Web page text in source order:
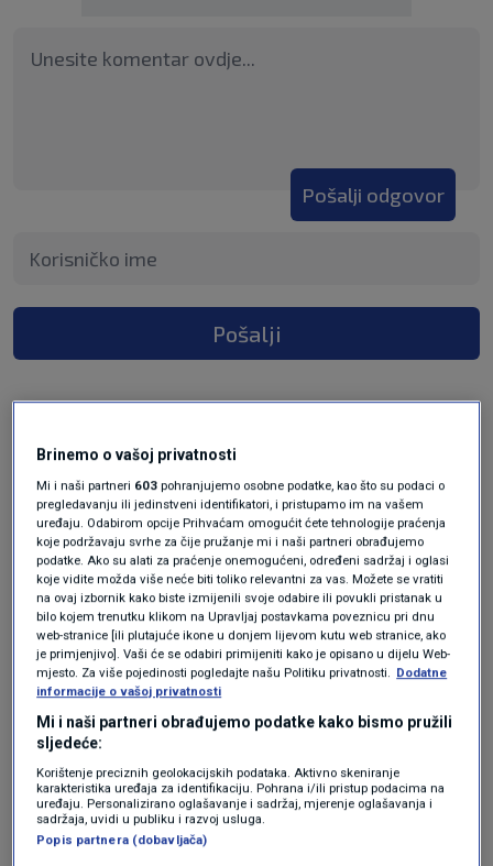
Pošalji odgovor
Pošalji
Oglas
Brinemo o vašoj privatnosti
Mi i naši partneri 603 pohranjujemo osobne podatke, kao što su podaci o
pregledavanju ili jedinstveni identifikatori, i pristupamo im na vašem
uređaju. Odabirom opcije Prihvaćam omogućit ćete tehnologije praćenja
koje podržavaju svrhe za čije pružanje mi i naši partneri obrađujemo
podatke. Ako su alati za praćenje onemogućeni, određeni sadržaj i oglasi
koje vidite možda više neće biti toliko relevantni za vas. Možete se vratiti
na ovaj izbornik kako biste izmijenili svoje odabire ili povukli pristanak u
bilo kojem trenutku klikom na Upravljaj postavkama poveznicu pri dnu
web-stranice [ili plutajuće ikone u donjem lijevom kutu web stranice, ako
je primjenjivo]. Vaši će se odabiri primijeniti kako je opisano u dijelu Web-
mjesto. Za više pojedinosti pogledajte našu Politiku privatnosti. Dodatne
informacije o vašoj privatnosti
Mi i naši partneri obrađujemo podatke kako bismo pružili
sljedeće:
Korištenje preciznih geolokacijskih podataka. Aktivno skeniranje
karakteristika uređaja za identifikaciju. Pohrana i/ili pristup podacima na
uređaju. Personalizirano oglašavanje i sadržaj, mjerenje oglašavanja i
sadržaja, uvidi u publiku i razvoj usluga.
Popis partnera (dobavljača)